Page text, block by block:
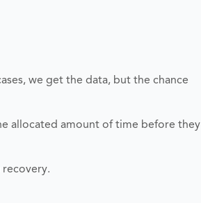
we get the data, but the chance
allocated amount of time before they
recovery.